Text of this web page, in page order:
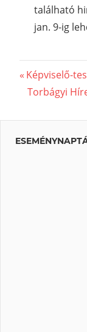
található
jan. 9-ig
Previous
Post:
Képviselő-
Next
Torbágyi